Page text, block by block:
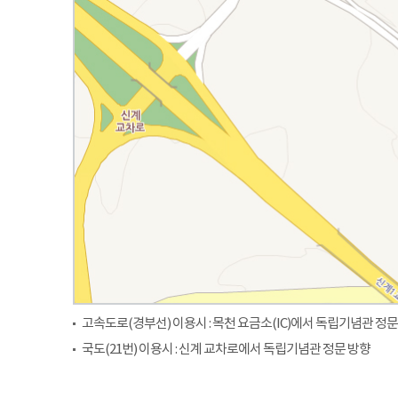
고속도로(경부선) 이용시 : 목천 요금소(IC)에서 독립기념관 정
국도(21번) 이용시 : 신계 교차로에서 독립기념관 정문 방향